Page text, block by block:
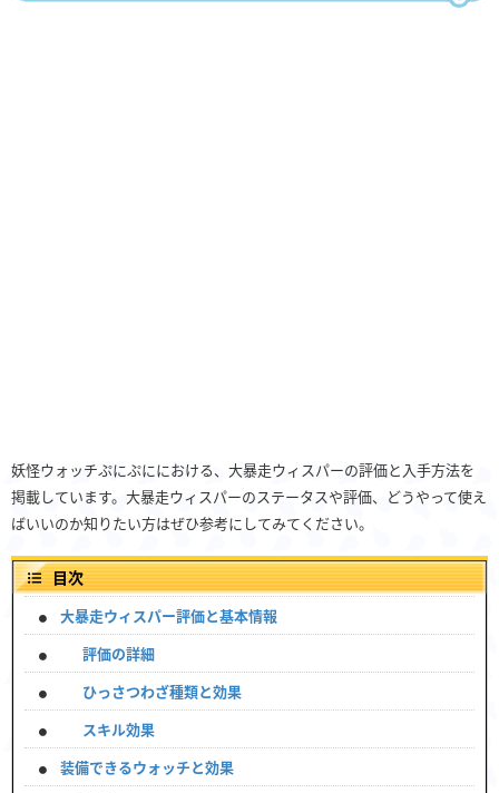
妖怪ウォッチぷにぷににおける、大暴走ウィスパーの評価と入手方法を
掲載しています。大暴走ウィスパーのステータスや評価、どうやって使え
ばいいのか知りたい方はぜひ参考にしてみてください。
目次
大暴走ウィスパー評価と基本情報
評価の詳細
ひっさつわざ種類と効果
スキル効果
装備できるウォッチと効果